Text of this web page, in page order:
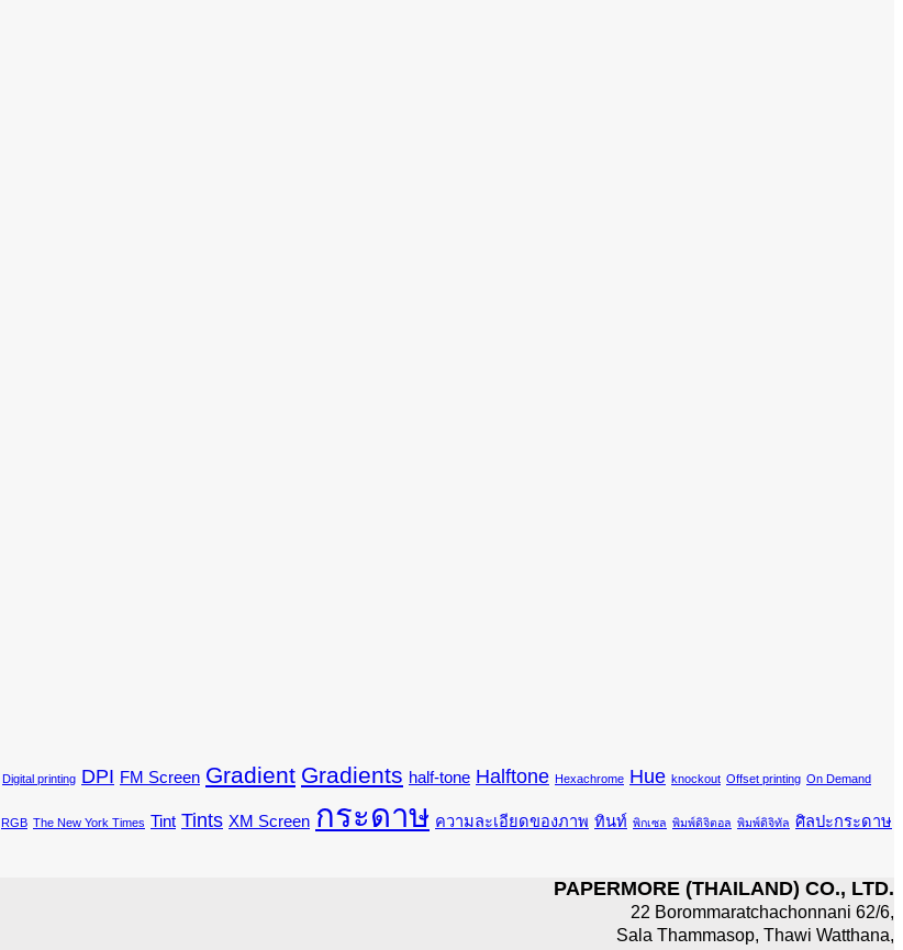
Digital printing DPI FM Screen Gradient Gradients half-tone Halftone Hexachrome Hue knockout Offset printing On Demand
RGB The New York Times Tint Tints XM Screen กระดาษ ความละเอียดของภาพ ทินท์ พิกเซล พิมพ์ดิจิตอล พิมพ์ดิจิทัล ศิลปะกระดาษ
PAPERMORE (THAILAND) CO., LTD.
22 Borommaratchachonnani 62/6,
Sala Thammasop, Thawi Watthana,